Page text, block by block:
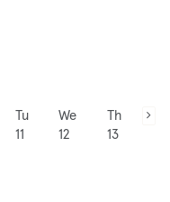
Tu
11
We
12
Th
13